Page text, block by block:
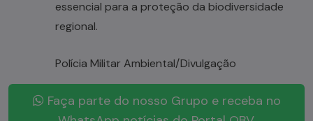
essencial para a proteção da biodiversidade
regional.
Polícia Militar Ambiental/Divulgação
Faça parte do nosso Grupo e receba no